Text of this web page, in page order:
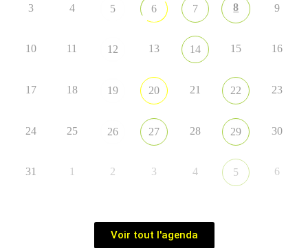
3 4 5 6 7 8 9
10 11 12 13 14 15 16
17 18 19 20 21 22 23
24 25 26 27 28 29 30
31 1 2 3 4 5 6
Voir tout l'agenda